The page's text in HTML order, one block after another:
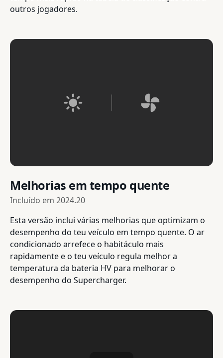
outros jogadores.
Melhorias em tempo quente
Incluído em 2024.20
Esta versão inclui várias melhorias que optimizam o
desempenho do teu veículo em tempo quente. O ar
condicionado arrefece o habitáculo mais
rapidamente e o teu veículo regula melhor a
temperatura da bateria HV para melhorar o
desempenho do Supercharger.